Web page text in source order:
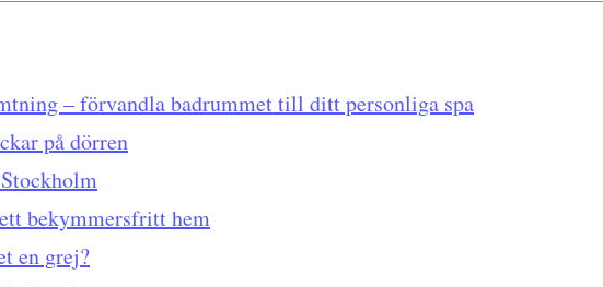
– förvandla badrummet till ditt personliga spa
på dörren
bekymmersfritt hem
en grej?